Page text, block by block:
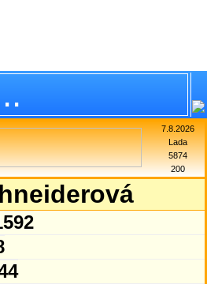
7.8.2026
Lada
5874
200